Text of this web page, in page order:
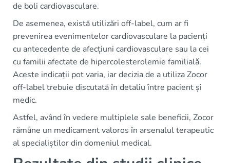
de boli cardiovasculare.
De asemenea, există utilizări off-label, cum ar fi
prevenirea evenimentelor cardiovasculare la pacienți
cu antecedente de afecțiuni cardiovasculare sau la cei
cu familii afectate de hipercolesterolemie familială.
Aceste indicații pot varia, iar decizia de a utiliza Zocor
off-label trebuie discutată în detaliu între pacient și
medic.
Astfel, având în vedere multiplele sale beneficii, Zocor
rămâne un medicament valoros în arsenalul terapeutic
al specialiștilor din domeniul medical.